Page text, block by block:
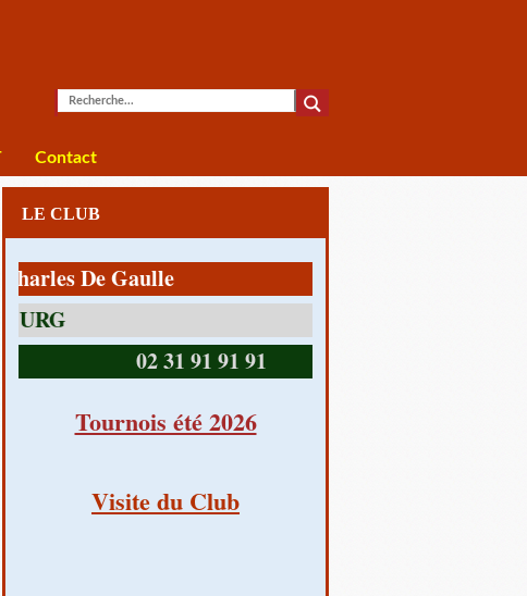
Contact
LE CLUB
De Gaulle
02 31 91 91 91
Tournois été 2026
Visite du Club